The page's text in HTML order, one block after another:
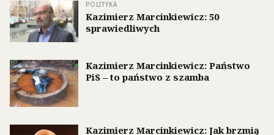
POLITYKA
Kazimierz Marcinkiewicz: 50
sprawiedliwych
Kazimierz Marcinkiewicz: Państwo
PiS – to państwo z szamba
Kazimierz Marcinkiewicz: Jak brzmią